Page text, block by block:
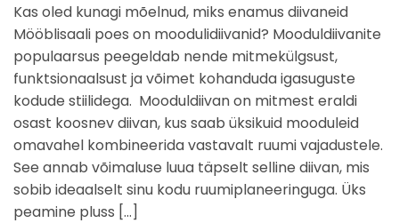
Kas oled kunagi mõelnud, miks enamus diivaneid
Mööblisaali poes on moodulidiivanid? Mooduldiivanite
populaarsus peegeldab nende mitmekülgsust,
funktsionaalsust ja võimet kohanduda igasuguste
kodude stiilidega. Mooduldiivan on mitmest eraldi
osast koosnev diivan, kus saab üksikuid mooduleid
omavahel kombineerida vastavalt ruumi vajadustele.
See annab võimaluse luua täpselt selline diivan, mis
sobib ideaalselt sinu kodu ruumiplaneeringuga. Üks
peamine pluss […]